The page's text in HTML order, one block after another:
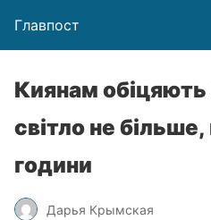
Главпост
Киянам
світло не
години
Дарья Крымская